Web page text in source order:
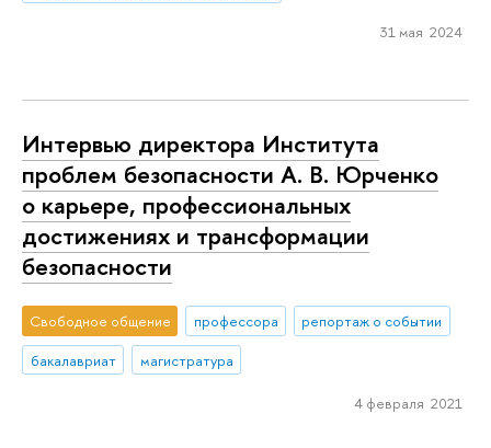
31 мая 2024
Интервью директора Института
проблем безопасности А. В. Юрченко
о карьере, профессиональных
достижениях и трансформации
безопасности
Свободное общение профессора
репортаж о событии
бакалавриат
магистратура
4 февраля 2021